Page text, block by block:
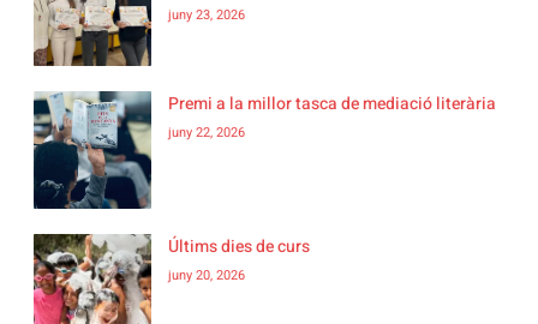
juny 23, 2026
Premi a la millor tasca de mediació literària
juny 22, 2026
Últims dies de curs
juny 20, 2026